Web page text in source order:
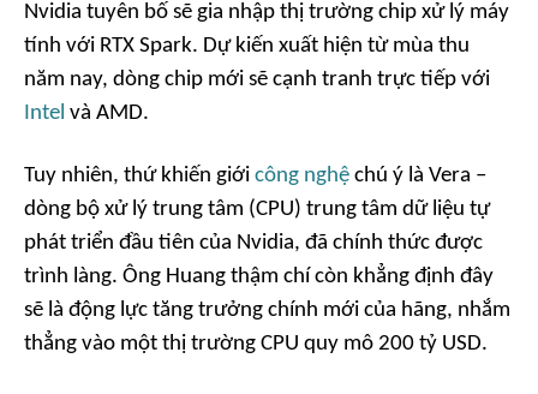
Nvidia tuyên bố sẽ gia nhập thị trường chip xử lý máy
tính với RTX Spark. Dự kiến xuất hiện từ mùa thu
năm nay, dòng chip mới sẽ cạnh tranh trực tiếp với
Intel và AMD.
Tuy nhiên, thứ khiến giới công nghệ chú ý là Vera –
dòng bộ xử lý trung tâm (CPU) trung tâm dữ liệu tự
phát triển đầu tiên của Nvidia, đã chính thức được
trình làng. Ông Huang thậm chí còn khẳng định đây
sẽ là động lực tăng trưởng chính mới của hãng, nhắm
thẳng vào một thị trường CPU quy mô 200 tỷ USD.